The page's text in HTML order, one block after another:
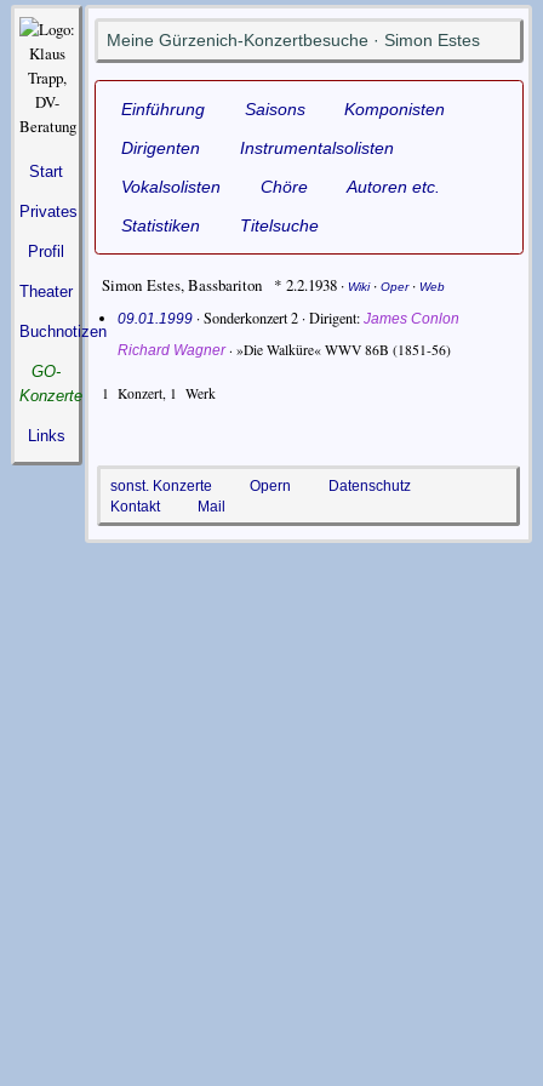
Start
Privates
Profil
Theater
Buchnotizen
GO-
Konzerte
Links
Meine Gürzenich-Konzertbesuche · Simon Estes
Einführung Saisons
Komponisten
Dirigenten
Instrumentalsolisten
Vokalsolisten
Chöre
Autoren etc.
Statistiken
Titelsuche
Simon Estes,Bassbariton * 2.2.1938 ·Wiki·Oper·Web
09.01.1999 · Sonderkonzert 2 ·Dirigent James Conlon
Richard Wagner·»Die Walküre« WWV 86B (1851-56)
1 Konzert, 1 Werk
sonst. Konzerte Opern
Datenschutz
Kontakt
Mail